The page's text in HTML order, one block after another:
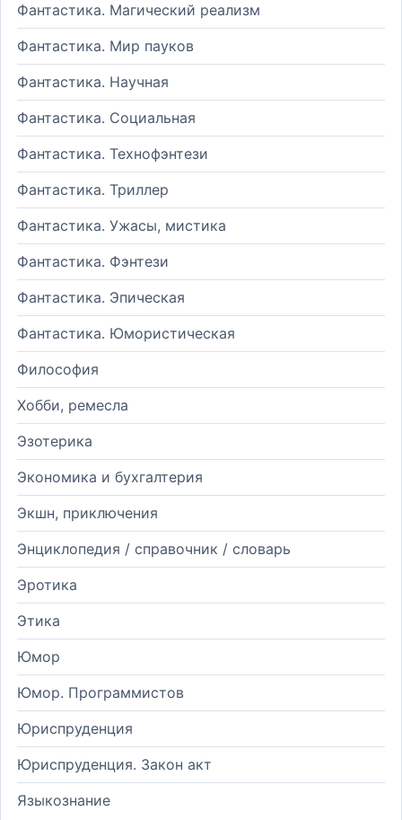
Фантастика. Магический реализм
Фантастика. Мир пауков
Фантастика. Научная
Фантастика. Социальная
Фантастика. Технофэнтези
Фантастика. Триллер
Фантастика. Ужасы, мистика
Фантастика. Фэнтези
Фантастика. Эпическая
Фантастика. Юмористическая
Философия
Хобби, ремесла
Эзотерика
Экономика и бухгалтерия
Экшн, приключения
Энциклопедия / справочник / словарь
Эротика
Этика
Юмор
Юмор. Программистов
Юриспруденция
Юриспруденция. Закон акт
Языкознание